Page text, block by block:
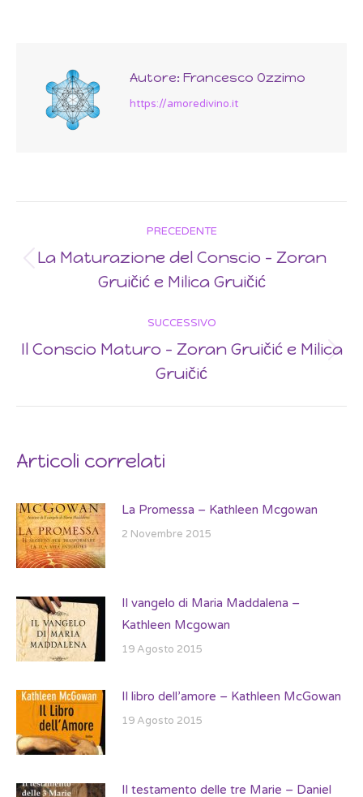
Autore: Francesco Ozzimo
https://amoredivino.it
navigation
PRECEDENTE
Previous
post:
La Maturazione del Conscio – Zoran
Gruičić e Milica Gruičić
SUCCESSIVO
Next
post:
Il Conscio Maturo – Zoran Gruičić e Milica
Gruičić
Articoli correlati
La Promessa – Kathleen Mcgowan
2 Novembre 2015
Il vangelo di Maria Maddalena –
Kathleen Mcgowan
19 Agosto 2015
Il libro dell’amore – Kathleen McGowan
19 Agosto 2015
Il testamento delle tre Marie – Daniel